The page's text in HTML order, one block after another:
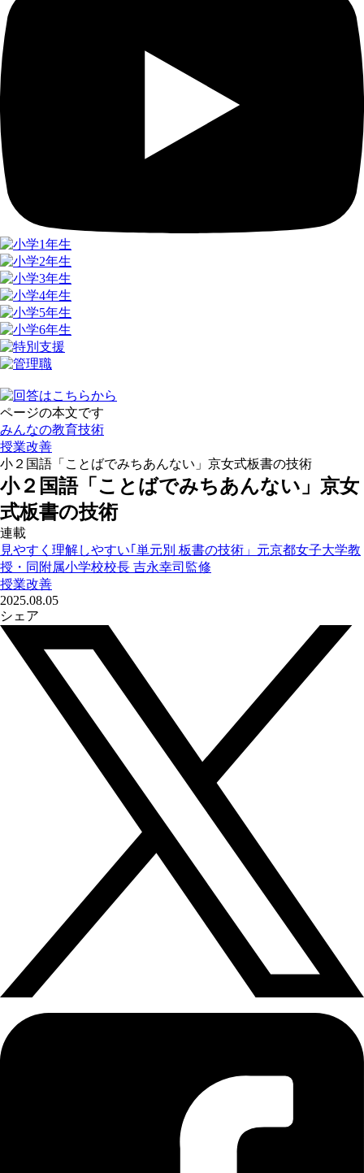
ページの本文です
みんなの教育技術
授業改善
小２国語「ことばでみちあんない」京女式板書の技術
小２国語「ことばでみちあんない」京女
式板書の技術
連載
見やすく理解しやすい｢単元別 板書の技術」元京都女子大学教
授・同附属小学校校長 吉永幸司監修
授業改善
2025.08.05
シェア